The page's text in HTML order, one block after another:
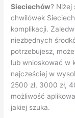
Sieciechów? Niżej
chwilówek
komplikacji.
niezbędnych
potrzebujesz,
lub wnioskować w
najcześciej w
2500 zł, 3000 zł,
możliwość
jakiej szuka.